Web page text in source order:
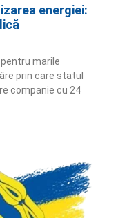
energiei:
pentru marile
prin care statul
companie cu 24